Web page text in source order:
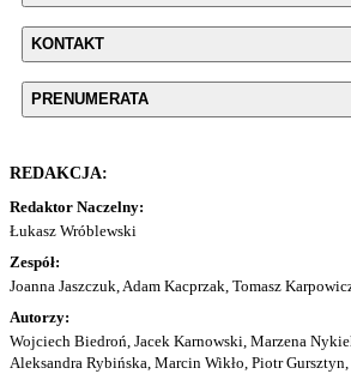
KONTAKT
PRENUMERATA
REDAKCJA:
Redaktor Naczelny:
Łukasz Wróblewski
Zespół:
Joanna Jaszczuk, Adam Kacprzak, Tomasz
Autorzy:
Wojciech Biedroń, Jacek Karnowski, Marzena
Aleksandra Rybińska, Marcin Wikło, Piotr Gursztyn,